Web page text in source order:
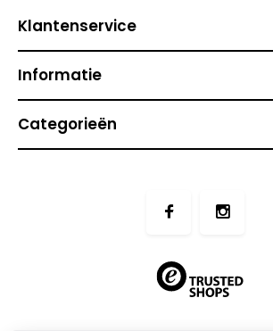
Klantenservice
Informatie
Categorieën